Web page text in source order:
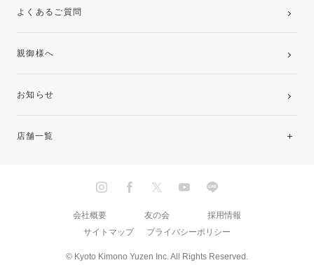
よくあるご質問
親御様へ
お知らせ
店舗一覧
© Kyoto Kimono Yuzen Inc. All Rights Reserved.
会社概要 友の会
採用情報
サイトマップ
プライバシーポリシー